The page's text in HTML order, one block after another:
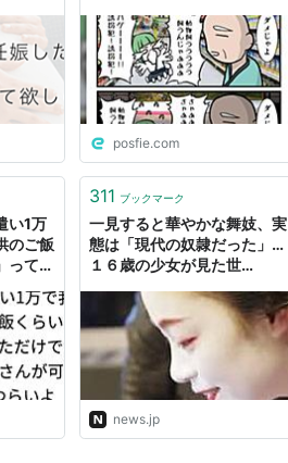
posfie.com
い1万
のご飯
って言
やっぱ
311 ブックマーク
一見すると華やかな舞妓、実
態は「現代の奴隷だった」…
１６歳の少女が見た世
ラ、客との混浴、先輩の暴力
「やめるんなら３千万円払う
か『旦那さん』の愛人に」
元舞妓の告発 | NEWSjp
news.jp